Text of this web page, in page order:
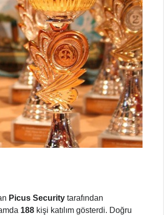
Picus Security tarafından
188 kişi katılım gösterdi. Doğru